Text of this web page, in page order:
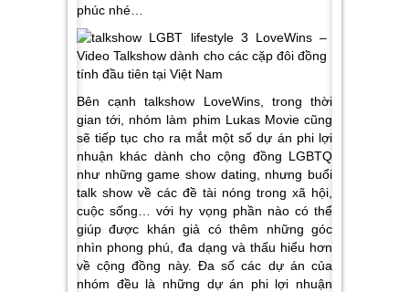
phúc nhé…
Bên cạnh talkshow LoveWins, trong thời
gian tới, nhóm làm phim Lukas Movie cũng
sẽ tiếp tục cho ra mắt một số dự án phi lợi
nhuận khác dành cho cộng đồng LGBTQ
như những game show dating, nhưng buổi
talk show về các đề tài nóng trong xã hội,
cuộc sống… với hy vọng phần nào có thể
giúp được khán giả có thêm những góc
nhìn phong phú, đa dạng và thấu hiểu hơn
về cộng đồng này. Đa số các dự án của
nhóm đều là những dự án phi lợi nhuận